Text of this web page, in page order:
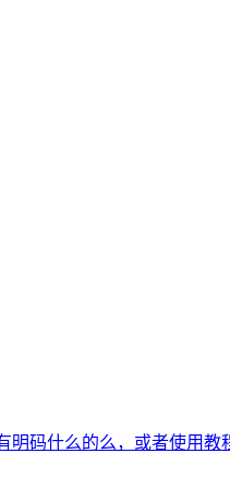
码什么的么，或者使用教